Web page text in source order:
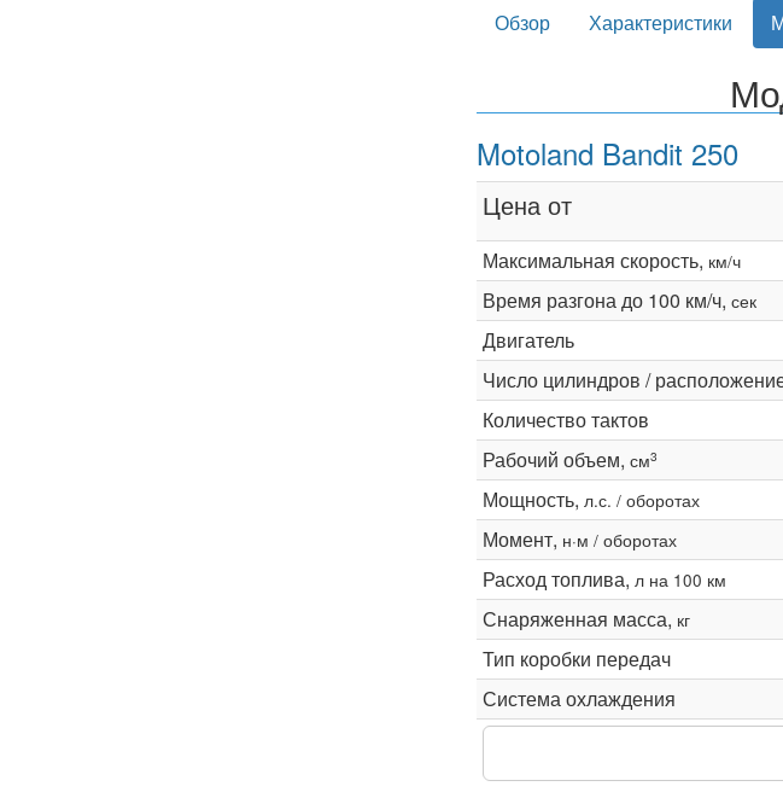
Обзор Характеристики
Motoland Bandit 250
Цена от
Максимальная скорость, км/ч
Время разгона до 100 км/ч, сек
Двигатель
Число цилиндров /
Количество тактов
Рабочий объем, см3
Мощность, л.с. / оборотах
Момент, н·м / оборотах
Расход топлива, л на 100 км
Снаряженная масса, кг
Тип коробки передач
Система охлаждения